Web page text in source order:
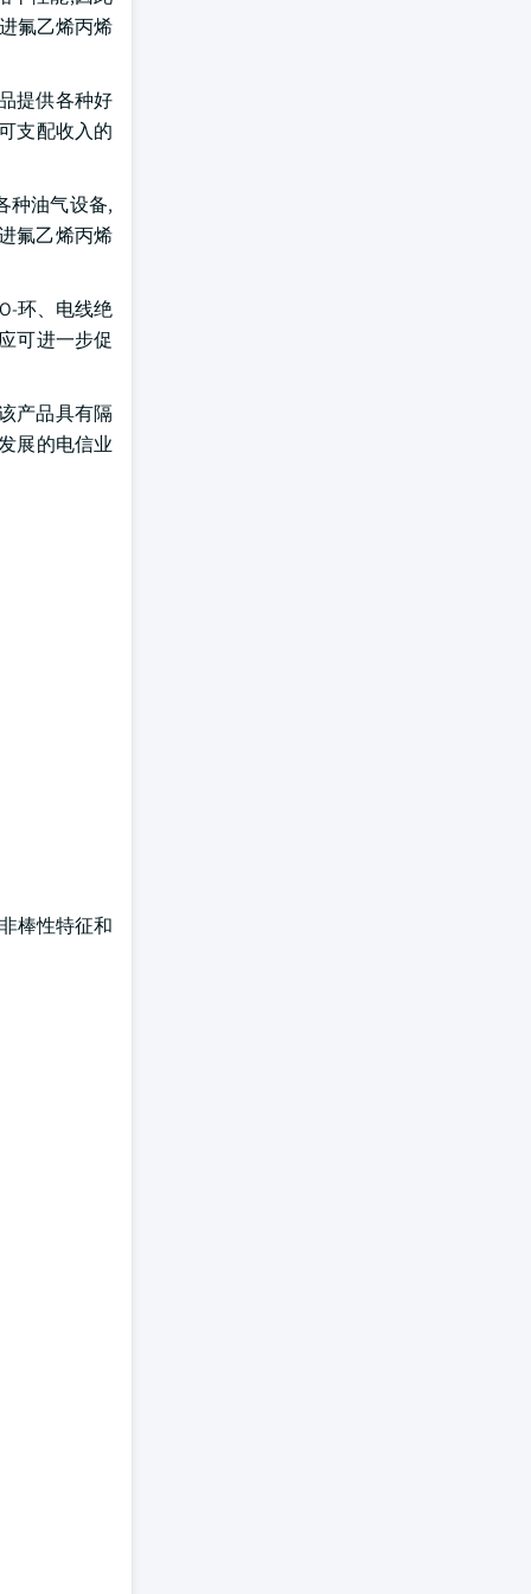
氟乙烯丙烯
提供各种好
支配收入的
种油气设备,
氟乙烯丙烯
环、电线绝
可进一步促
产品具有隔
展的电信业
棒性特征和